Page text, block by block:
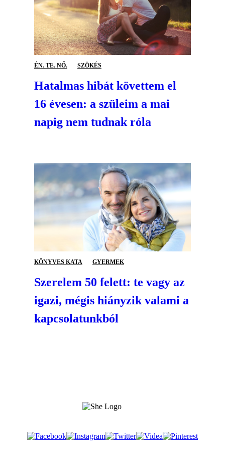
ÉN. TE. NŐ. SZÖKÉS
Hatalmas hibát követtem el
16 évesen: a szüleim a mai
napig nem tudnak róla
KÖNYVES KATA GYERMEK
Szerelem 50 felett: te vagy az
igazi, mégis hiányzik valami a
kapcsolatunkból